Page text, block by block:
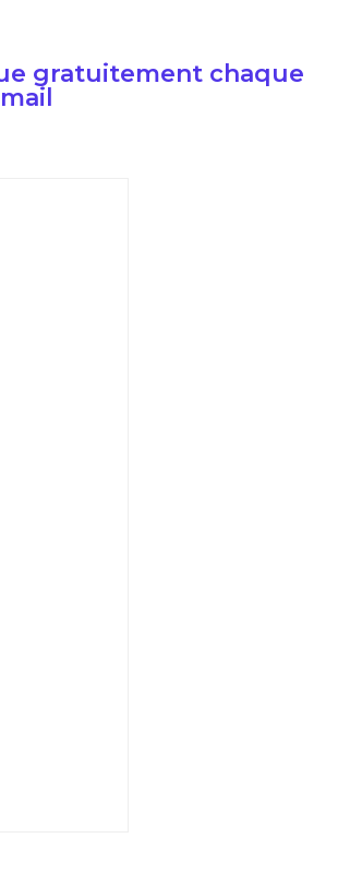
gratuitement chaque